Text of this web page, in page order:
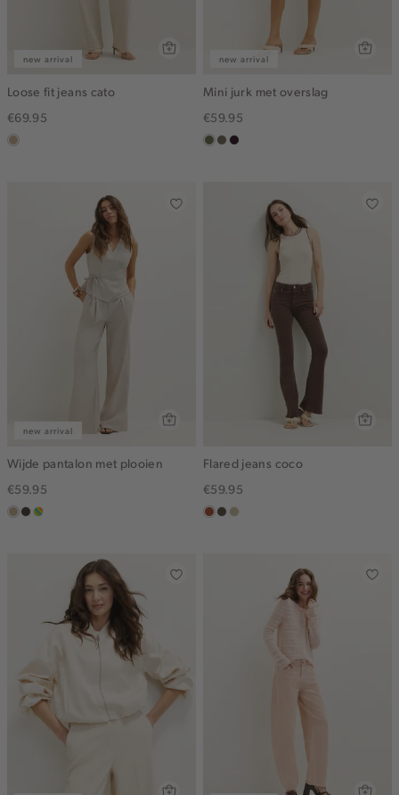
new arrival
Loose fit jeans cato
€69.95
zand
new arrival
Mini jurk met overslag
€59.95
groen,
middenbruin
bordeaux,
new arrival
Wijde pantalon met plooien
€59.95
zandchocomeerkleurig
Flared jeans coco
€59.95
bruin
donkerkhaki
lichtzand